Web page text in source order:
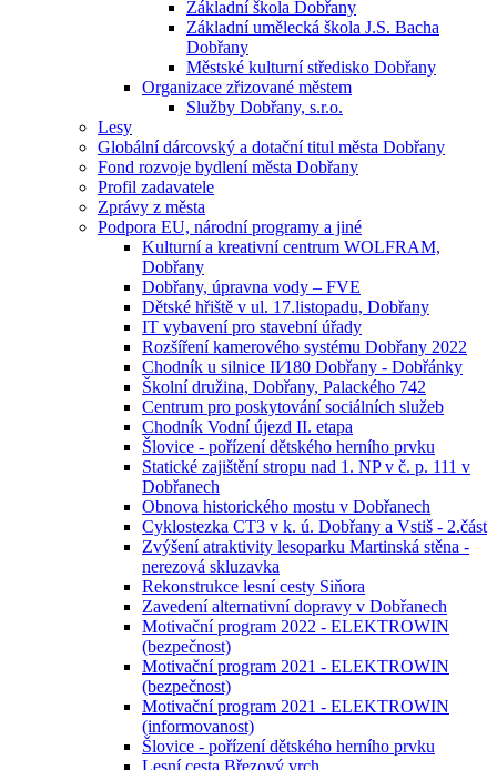
Základní škola Dobřany
Základní umělecká škola J.S. Bacha
Dobřany
Městské kulturní středisko Dobřany
Organizace zřizované městem
Služby Dobřany, s.r.o.
Lesy
Globální dárcovský a dotační titul města Dobřany
Fond rozvoje bydlení města Dobřany
Profil zadavatele
Zprávy z města
Podpora EU, národní programy a jiné
Kulturní a kreativní centrum WOLFRAM,
Dobřany
Dobřany, úpravna vody – FVE
Dětské hřiště v ul. 17.listopadu, Dobřany
IT vybavení pro stavební úřady
Rozšíření kamerového systému Dobřany 2022
Chodník u silnice II⁄180 Dobřany - Dobřánky
Školní družina, Dobřany, Palackého 742
Centrum pro poskytování sociálních služeb
Chodník Vodní újezd II. etapa
Šlovice - pořízení dětského herního prvku
Statické zajištění stropu nad 1. NP v č. p. 111 v
Dobřanech
Obnova historického mostu v Dobřanech
Cyklostezka CT3 v k. ú. Dobřany a Vstiš - 2.část
Zvýšení atraktivity lesoparku Martinská stěna -
nerezová skluzavka
Rekonstrukce lesní cesty Siňora
Zavedení alternativní dopravy v Dobřanech
Motivační program 2022 - ELEKTROWIN
(bezpečnost)
Motivační program 2021 - ELEKTROWIN
(bezpečnost)
Motivační program 2021 - ELEKTROWIN
(informovanost)
Šlovice - pořízení dětského herního prvku
Lesní cesta Březový vrch